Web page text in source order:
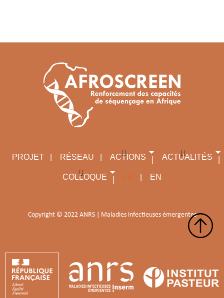
PROJET RÉSEAU ACTIONS ACTUALITÉS
COLLOQUE FR EN
Copyright © 2022 ANRS | Maladies infectieuses émergentes